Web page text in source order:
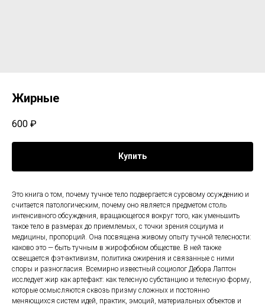
Жирные
600 ₽
Купить
Это книга о том, почему тучное тело подвергается суровому осуждению и
считается патологическим, почему оно является предметом столь
интенсивного обсуждения, вращающегося вокруг того, как уменьшить
такое тело в размерах до приемлемых, с точки зрения социума и
медицины, пропорций. Она посвящена живому опыту тучной телесности:
каково это — быть тучным в жирофобном обществе. В ней также
освещается фэт-активизм, политика ожирения и связанные с ними
споры и разногласия. Всемирно известный социолог Дебора Лаптон
исследует жир как артефакт: как телесную субстанцию и телесную форму,
которые осмысляются сквозь призму сложных и постоянно
меняющихся систем идей, практик, эмоций, материальных объектов и